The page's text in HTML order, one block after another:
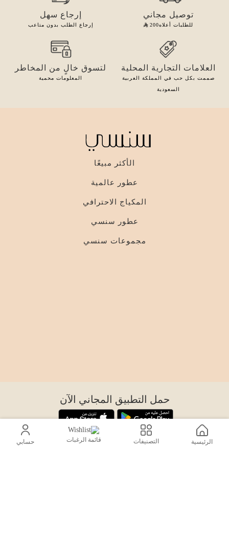
الرئيسية التصنيفات قائمة الرغبات حسابي
توصيل مجاني
للطلبات أعلاه200
إرجاع سهل
إرجاع الطلب بدون متاعب
العلامات التجارية المحلية
صممت بكل حب في المملكة العربية
السعودية
لتسوق خالٍ من المخاطر
المعلومات محمية
الأكثر مبيعًا
عطور عالمية
المكياج الاحترافي
عطور سنسي
مجموعات سنسي
حمل التطبيق المجاني الآن